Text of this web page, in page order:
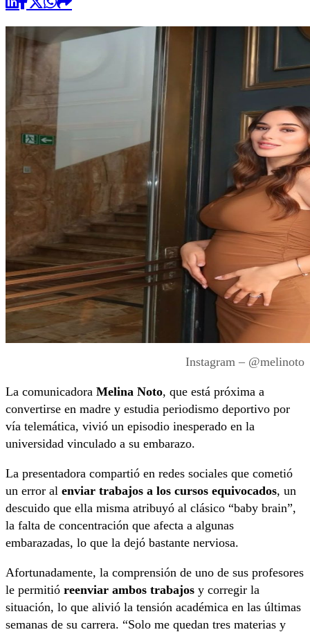
Instagram – @melinoto
La comunicadora Melina Noto, que está próxima a
convertirse en madre y estudia periodismo deportivo por
vía telemática, vivió un episodio inesperado en la
universidad vinculado a su embarazo.
La presentadora compartió en redes sociales que cometió
un error al enviar trabajos a los cursos equivocados, un
descuido que ella misma atribuyó al clásico “baby brain”,
la falta de concentración que afecta a algunas
embarazadas, lo que la dejó bastante nerviosa.
Afortunadamente, la comprensión de uno de sus profesores
le permitió reenviar ambos trabajos y corregir la
situación, lo que alivió la tensión académica en las últimas
semanas de su carrera. “Solo me quedan tres materias y